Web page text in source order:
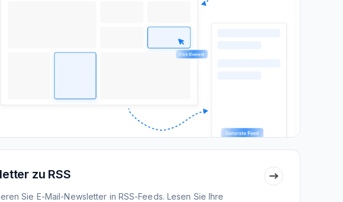
zu RSS
Sie E-Mail-Newsletter in RSS-Feeds. Lesen Sie Ihre